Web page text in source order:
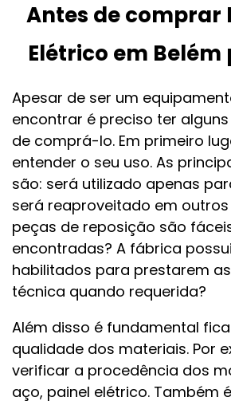
Antes de comprar
Elétrico em Belém
Apesar de ser um
encontrar é preciso ter
de comprá-lo. Em primeiro
entender o seu uso. As
são: será utilizado apenas
será reaproveitado em
peças de reposição são
encontradas? A fábrica
habilitados para prestarem
técnica quando requerida?
Além disso é fundamental
qualidade dos materiais. Por
verificar a procedência dos
aço, painel elétrico. Também